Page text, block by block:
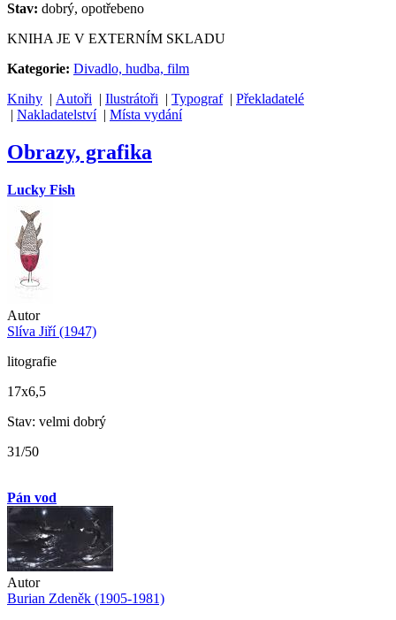
Stav: dobrý, opotřebeno
KNIHA JE V EXTERNÍM SKLADU
Kategorie: Divadlo, hudba, film
Knihy | Autoři | Ilustrátoři | Typograf| Překladatelé
| Nakladatelství| Místa vydání
Obrazy, grafika
Lucky Fish
Autor
Slíva Jiří (1947)
litografie
17x6,5
Stav: velmi dobrý
31/50
Pán vod
Autor
Burian Zdeněk (1905-1981)